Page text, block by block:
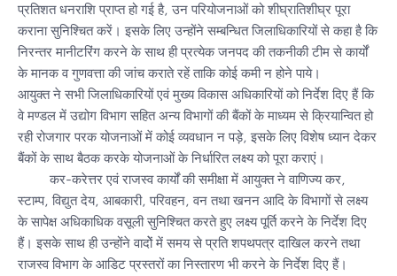
प्रतिशत धनराशि प्राप्त हो गई है, उन परियोजनाओं को शीघ्रातिशीघ्र पूरा
कराना सुनिश्चित करें। इसके लिए उन्होंने सम्बन्धित जिलाधिकारियों से कहा है कि
निरन्तर मानीटरिंग करने के साथ ही प्रत्येक जनपद की तकनीकी टीम से कार्यों
के मानक व गुणवत्ता की जांच कराते रहें ताकि कोई कमी न होने पाये।
आयुक्त ने सभी जिलाधिकारियों एवं मुख्य विकास अधिकारियों को निर्देश दिए हैं कि
वे मण्डल में उद्योग विभाग सहित अन्य विभागों की बैंकों के माध्यम से क्रियान्वित हो
रही रोजगार परक योजनाओं में कोई व्यवधान न पड़े, इसके लिए विशेष ध्यान देकर
बैंकों के साथ बैठक करके योजनाओं के निर्धारित लक्ष्य को पूरा कराएं।
कर-करेत्तर एवं राजस्व कार्यों की समीक्षा में आयुक्त ने वाणिज्य कर,
स्टाम्प, विद्युत देय, आबकारी, परिवहन, वन तथा खनन आदि के विभागों से लक्ष्य
के सापेक्ष अधिकाधिक वसूली सुनिश्चित करते हुए लक्ष्य पूर्ति करने के निर्देश दिए
हैं। इसके साथ ही उन्होंने वादोें में समय से प्रति शपथपत्र दाखिल करने तथा
राजस्व विभाग के आडिट प्रस्तरों का निस्तारण भी करने के निर्देश दिए हैं।